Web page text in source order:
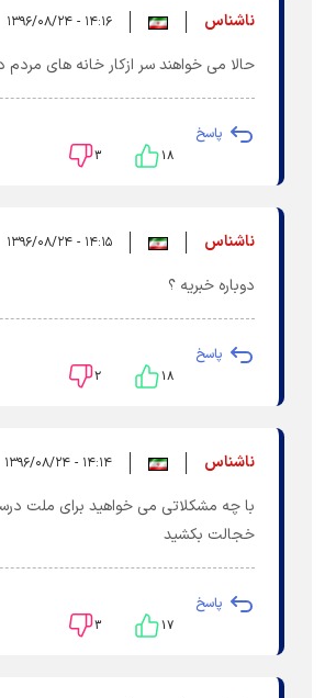
ناشناس ۱۴:۱۶ - ۱۳۹۶/۰۸/۲۴
حالا می خواهند سر ازکار خانه های مردم
پاسخ
۱۸ ۳
ناشناس ۱۴:۱۵ - ۱۳۹۶/۰۸/۲۴
دوباره خبریه ؟
پاسخ
۱۸ ۲
ناشناس ۱۴:۱۴ - ۱۳۹۶/۰۸/۲۴
با چه مشکلاتی می خواهید برای ملت
خجالت بکشید
پاسخ
۱۷ ۳